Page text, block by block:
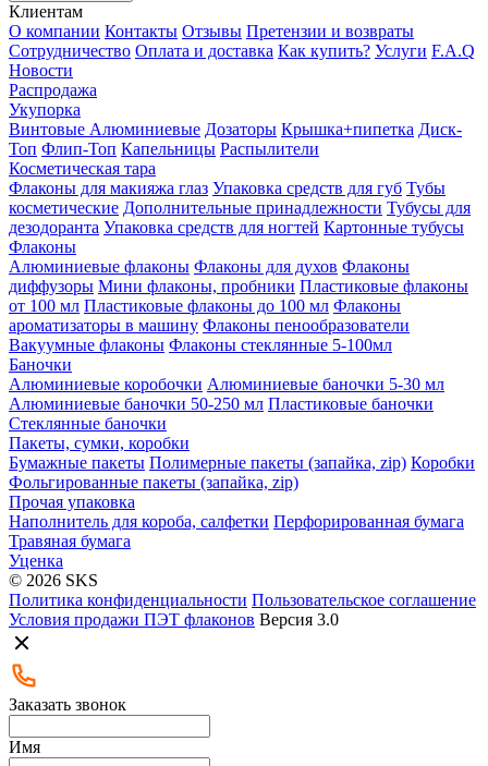
Клиентам
О компании Контакты Отзывы Претензии и возвраты
Сотрудничество Оплата и доставка Как купить? Услуги F.A.Q
Новости
Распродажа
Укупорка
Винтовые Алюминиевые Дозаторы Крышка+пипетка Диск-
Топ Флип-Топ Капельницы Распылители
Косметическая тара
Флаконы для макияжа глаз Упаковка средств для губ Тубы
косметические Дополнительные принадлежности Тубусы для
дезодоранта Упаковка средств для ногтей Картонные тубусы
Флаконы
Алюминиевые флаконы Флаконы для духов Флаконы
диффузоры Мини флаконы, пробники Пластиковые флаконы
от 100 мл Пластиковые флаконы до 100 мл Флаконы
ароматизаторы в машину Флаконы пенообразователи
Вакуумные флаконы Флаконы стеклянные 5-100мл
Баночки
Алюминиевые коробочки Алюминиевые баночки 5-30 мл
Алюминиевые баночки 50-250 мл Пластиковые баночки
Стеклянные баночки
Пакеты, сумки, коробки
Бумажные пакеты Полимерные пакеты (запайка, zip) Коробки
Фольгированные пакеты (запайка, zip)
Прочая упаковка
Наполнитель для короба, салфетки Перфорированная бумага
Травяная бумага
Уценка
© 2026 SKS
Политика конфиденциальности Пользовательское соглашение
Условия продажи ПЭТ флаконов Версия 3.0
Заказать звонок
Имя